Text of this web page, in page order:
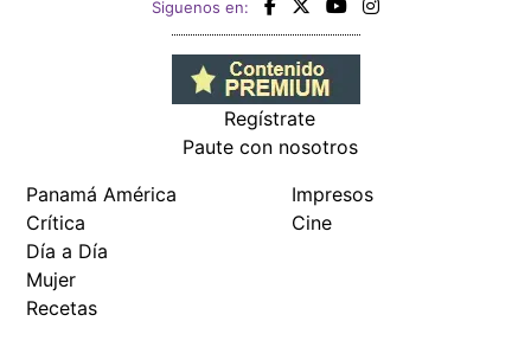
Siguenos en:
Regístrate
Paute con nosotros
Panamá América
Crítica
Día a Día
Mujer
Recetas
Impresos
Cine